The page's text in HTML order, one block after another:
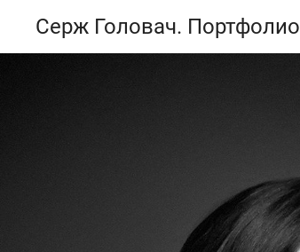
Cерж Головач. Портфолио